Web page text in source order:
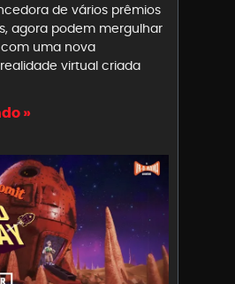
de vários prêmios
agora podem mergulhar
uma nova
virtual criada
»